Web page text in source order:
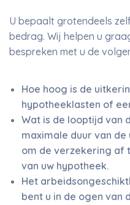
U bepaalt grotendeels
bedrag. Wij helpen u
bespreken met u de
Hoe hoog is de
hypotheeklasten of
Wat is de looptijd van
maximale duur van
om de verzekering af
van uw hypotheek.
Het
bent u in de ogen van